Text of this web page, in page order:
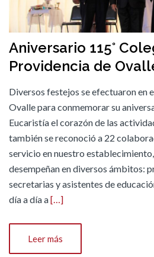
Aniversario 115°
Providencia de
Diversos festejos se efectuaron en
Ovalle para conmemorar su
Eucaristía el corazón de las
también se reconoció a 22
servicio en nuestro establecimiento,
desempeñan en diversos ámbitos:
secretarias y asistentes de
día a día a[…]
Leer más